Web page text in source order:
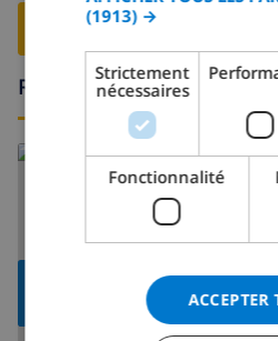
RESERVER
Région
En savoir plus
Espagne>Costa
(1913) →
Strictement
nécessaires
Fonctionnalité
ACCEPTER